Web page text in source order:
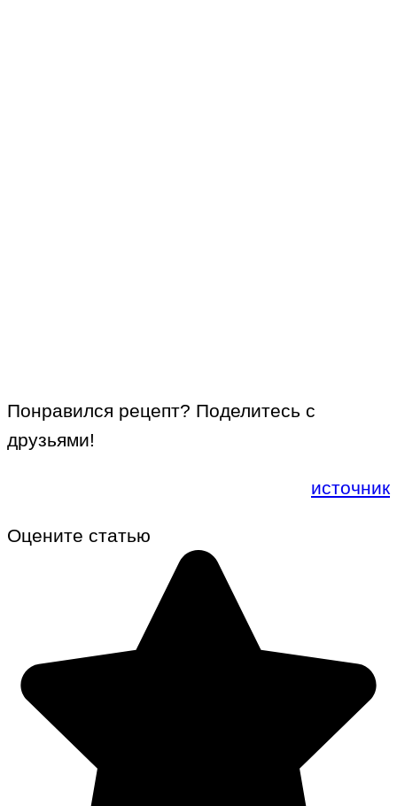
Понравился рецепт? Поделитесь с
друзьями!
источник
Оцените статью